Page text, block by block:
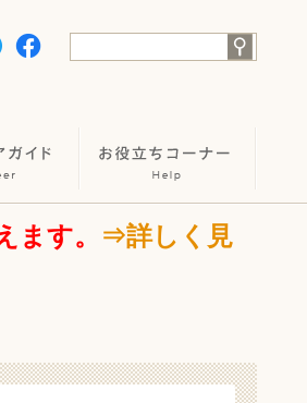
ます。
⇒詳しく見